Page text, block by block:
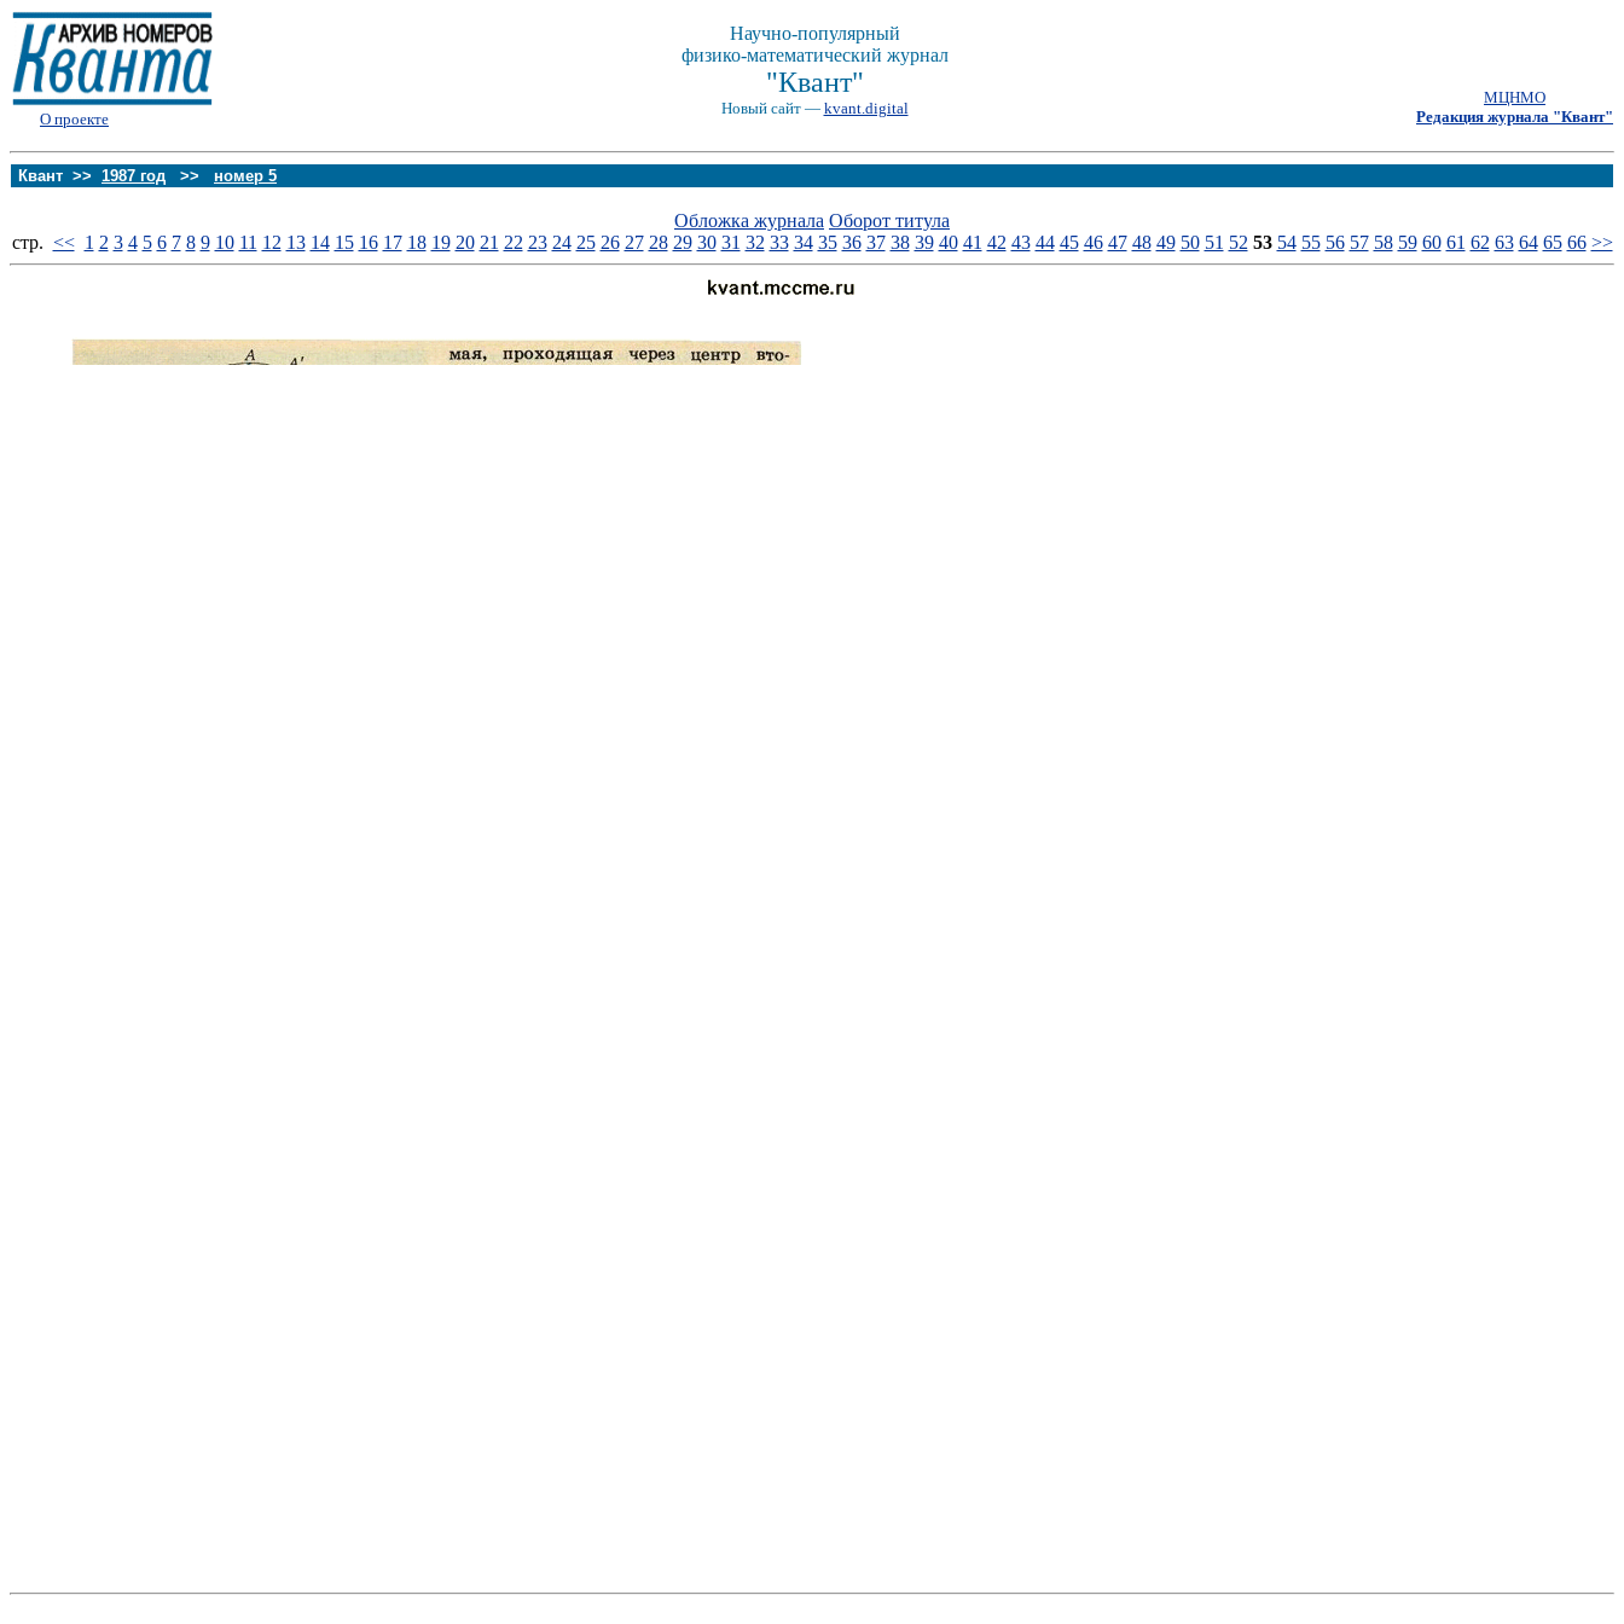
О проекте
Научно-популярный
физико-математический журнал
"Квант"
Новый сайт — kvant.digital
МЦНМО
Редакция журнала "Квант"
Квант >> 1987 год >> номер 5
Обложка журнала Оборот титула
стp. << 1 2 3 4 5 6 7 8 9 10 11 12 13 14 15 16 17 18 19 20 21 22 23 24 25 26 27 28 29 30 31 32 33 34 35 36 37 38 39 40 41 42 43 44 45 46 47 48 49 50 51 52 53 54 55 56 57 58 59 60 61 62 63 64 65 66 >>